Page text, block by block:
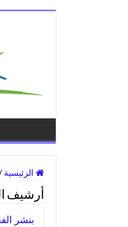
الرئيسية
أرشيف
بنشر الفنيطيس 99009551 كراج